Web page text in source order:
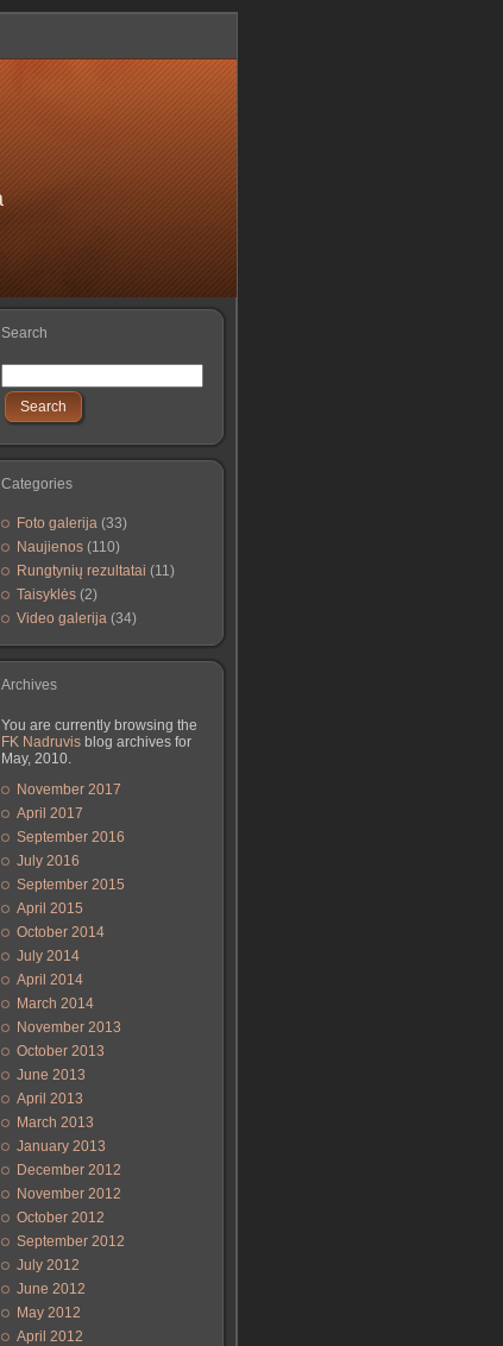
Search
Search
Categories
Foto galerija (33)
Naujienos (110)
Rungtynių rezultatai (11)
Taisyklės (2)
Video galerija (34)
Archives
You are currently browsing the
FK Nadruvis blog archives for
May, 2010.
November 2017
April 2017
September 2016
July 2016
September 2015
April 2015
October 2014
July 2014
April 2014
March 2014
November 2013
October 2013
June 2013
April 2013
March 2013
January 2013
December 2012
November 2012
October 2012
September 2012
July 2012
June 2012
May 2012
April 2012